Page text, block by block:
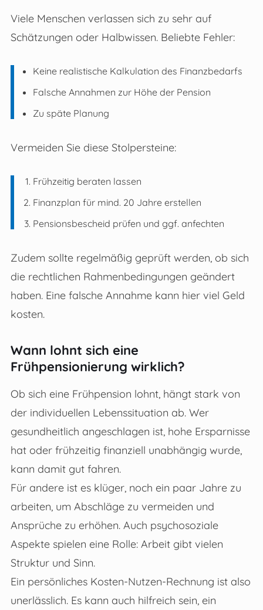
Viele Menschen verlassen sich zu sehr auf
Schätzungen oder Halbwissen. Beliebte Fehler:
Keine realistische Kalkulation des Finanzbedarfs
Falsche Annahmen zur Höhe der Pension
Zu späte Planung
Vermeiden Sie diese Stolpersteine:
Frühzeitig beraten lassen
Finanzplan für mind. 20 Jahre erstellen
Pensionsbescheid prüfen und ggf. anfechten
Zudem sollte regelmäßig geprüft werden, ob sich
die rechtlichen Rahmenbedingungen geändert
haben. Eine falsche Annahme kann hier viel Geld
kosten.
Wann lohnt sich eine
Frühpensionierung wirklich?
Ob sich eine Frühpension lohnt, hängt stark von
der individuellen Lebenssituation ab. Wer
gesundheitlich angeschlagen ist, hohe Ersparnisse
hat oder frühzeitig finanziell unabhängig wurde,
kann damit gut fahren.
Für andere ist es klüger, noch ein paar Jahre zu
arbeiten, um Abschläge zu vermeiden und
Ansprüche zu erhöhen. Auch psychosoziale
Aspekte spielen eine Rolle: Arbeit gibt vielen
Struktur und Sinn.
Ein persönliches Kosten-Nutzen-Rechnung ist also
unerlässlich. Es kann auch hilfreich sein, ein